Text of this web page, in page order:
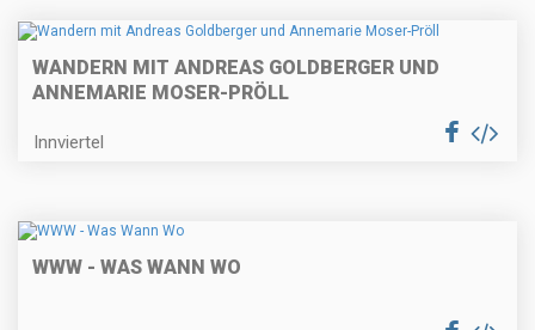
WANDERN MIT ANDREAS GOLDBERGER UND
ANNEMARIE MOSER-PRÖLL
Innviertel
WWW - WAS WANN WO